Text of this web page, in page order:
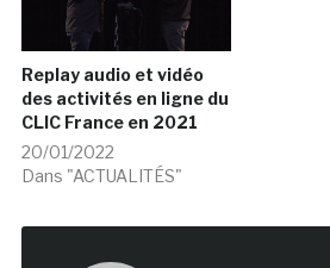
Replay audio et vidéo
des activités en ligne du
CLIC France en 2021
20/01/2022
Dans "ACTUALITÉS"